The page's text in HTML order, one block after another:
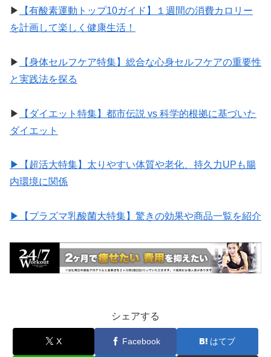
▶︎
【有酸素運動トップ10ガイド】１週間の消費カロリー
を計画して楽しく健康生活！
▶︎
【身体セルフケア特集】総合な心身セルフケアの重要性
と実践法を探る
▶︎
【ダイエット特集】都市伝説 vs 科学的根拠に基づいた
ダイエット
▶︎【超活大特集】太りやすい体質や老化、持久力UPも腸
内環境に関係
▶︎【プラズマ乳酸菌大特集】驚きの効果や商品一覧を紹介
シェアする
X Facebook はてブ